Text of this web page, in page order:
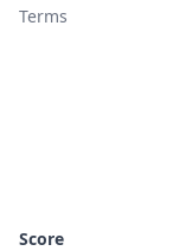
Terms
Score